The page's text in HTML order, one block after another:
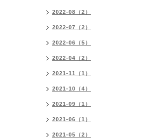
2022-08（2）
2022-07（2）
2022-06（5）
2022-04（2）
2021-11（1）
2021-10（4）
2021-09（1）
2021-06（1）
2021-05（2）